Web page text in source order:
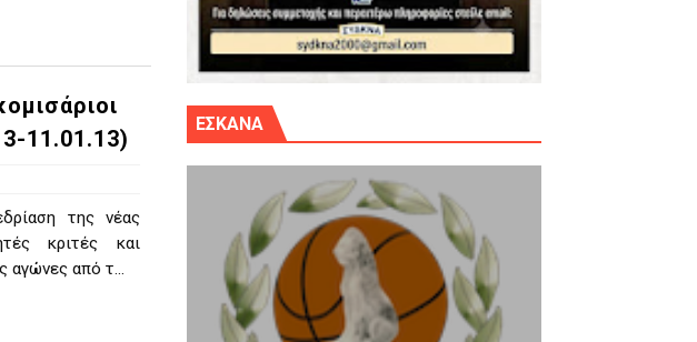
1987
στο νέο κλ. Αγίου Δημητρίου την Κυριακή 14.6.26
Αρετσού (το video του αγώνα)
στα ίσια (1-1) νίκησε τον Προφήτη Ηλία 78-74 στα Καμίνια
11.01.13)
της νέας
κριτές και
αγώνες από τ...
ΕΣΚΑΝΑ